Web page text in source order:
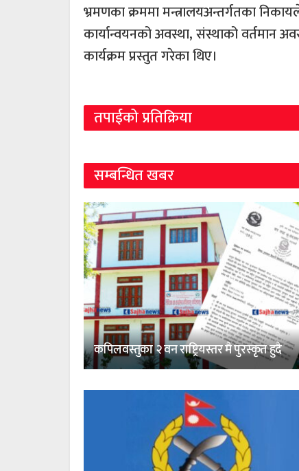
भ्रमणका क्रममा मन्त्रालयअन्तर्गतका
कार्यान्वयनको अवस्था, संस्थाको वर्तमान
कार्यक्रम प्रस्तुत गरेका थिए।
तपाईको प्रतिक्रिया
सम्बन्धित खबर
कपिलवस्तुका २ वन राष्ट्रियस्तर मै पुरस्कृत हुदै